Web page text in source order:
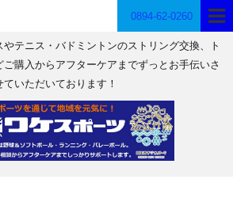
0894-62-0260
テニス・バドミントンのストリング交換、ト
購入からアフターケアまでずっとお手伝いさ
ていただいております！